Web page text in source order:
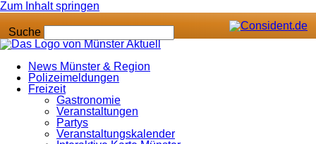
Zum Inhalt springen
Suche
News Münster & Region
Polizeimeldungen
Freizeit
Gastronomie
Veranstaltungen
Partys
Veranstaltungskalender